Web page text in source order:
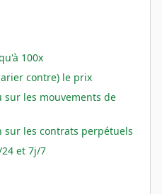
100x
contre) le prix
sur les mouvements de
sur les contrats perpétuels
et 7j/7